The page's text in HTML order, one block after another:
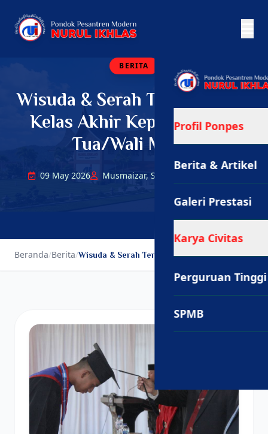
Profil Ponpes
Berita & Artikel
Galeri Prestasi
Karya Civitas
Perguruan Tinggi
SPMB
BERITA
Wisuda & Serah Terima Santri
Kelas Akhir Kepada Orang
Tua/Wali Murid
09 May 2026 Musmaizar, S.Pd., Gr.
Beranda/Berita/Wisuda & Serah Terima Santri Kelas Akhir...